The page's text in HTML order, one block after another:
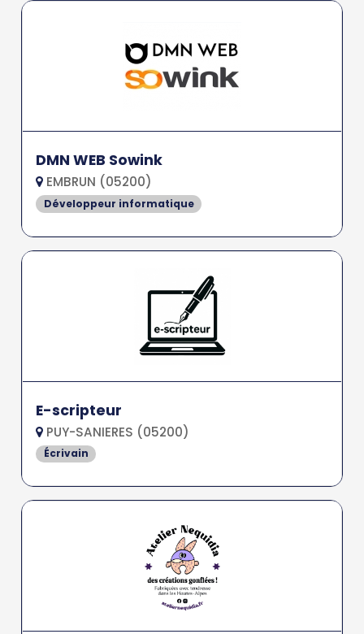
DMN WEB Sowink
EMBRUN (05200)
Développeur informatique
E-scripteur
PUY-SANIERES (05200)
Écrivain